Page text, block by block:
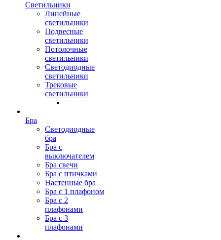
Светильники
Линейные
светильники
Подвесные
светильники
Потолочные
светильники
Светодиодные
светильники
Трековые
светильники
Бра
Светодиодные
бра
Бра с
выключателем
Бра свечи
Бра с птичками
Настенные бра
Бра с 1 плафоном
Бра с 2
плафонами
Бра с 3
плафонами